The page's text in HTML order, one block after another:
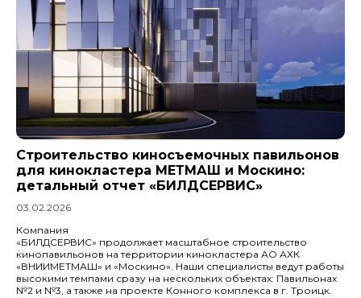
Строительство киносъемочных павильонов
для кинокластера МЕТМАШ и Москино:
детальный отчет «БИЛДСЕРВИС»
03.02.2026
Компания
«БИЛДСЕРВИС» продолжает масштабное строительство
кинопавильонов на территории кинокластера АО АХК
«ВНИИМЕТМАШ» и «Москино». Наши специалисты ведут работы
высокими темпами сразу на нескольких объектах: Павильонах
№2 и №3, а также на проекте Конного комплекса в г. Троицк.